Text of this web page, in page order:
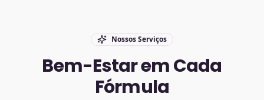
Nossos Serviços
Bem-Estar em Cada
Fórmula